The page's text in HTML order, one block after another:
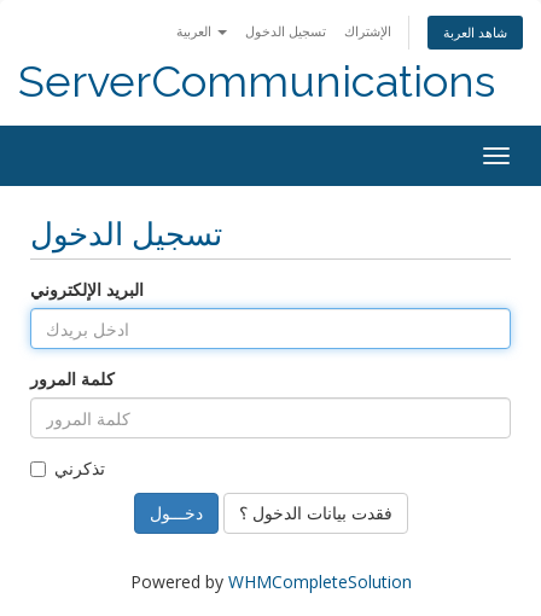
تسجيل الدخول الإشتراك شاهد العربة
ServerCommunications
تسجيل الدخول
البريد الإلكتروني
كلمة المرور
تذكرني
فقدت بيانات الدخول ؟
Powered by WHMCompleteSolution